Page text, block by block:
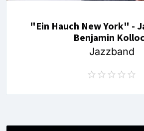
"Ein Hauch New York" -
Benjamin
Jazzband